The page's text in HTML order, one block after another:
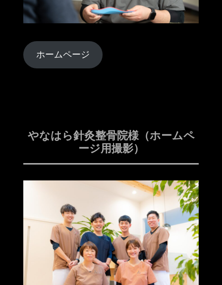
ホームページ
やなはら針灸整骨院様（ホームペ
ージ用撮影）